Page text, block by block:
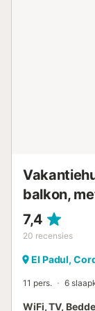
balkon,
7,4
20 recensies
El Padul,
11 pers. 6
WiFi, TV,